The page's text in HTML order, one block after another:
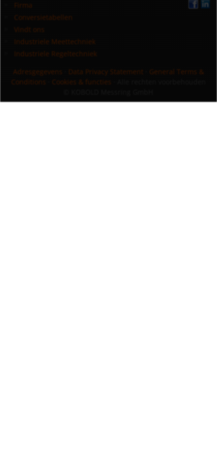
Firma
Conversietabellen
Vindt ons
Industriele Meettechniek
Industriele Regeltechniek
Adresgegevens
Data Privacy Statement
General Terms &
Conditions
Cookies & functies